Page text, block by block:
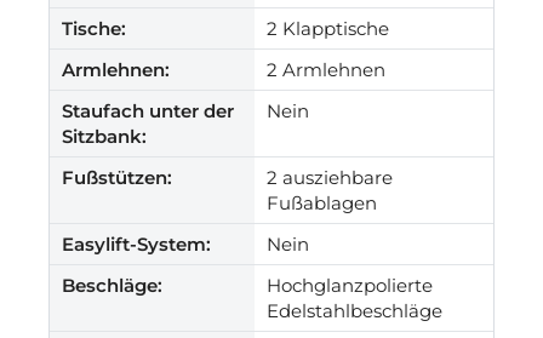
Tische:
2 Klapptische
Armlehnen:
2 Armlehnen
Staufach unter der
Sitzbank:
Nein
Fußstützen:
2 ausziehbare
Fußablagen
Easylift-System:
Nein
Beschläge:
Hochglanzpolierte
Edelstahlbeschläge